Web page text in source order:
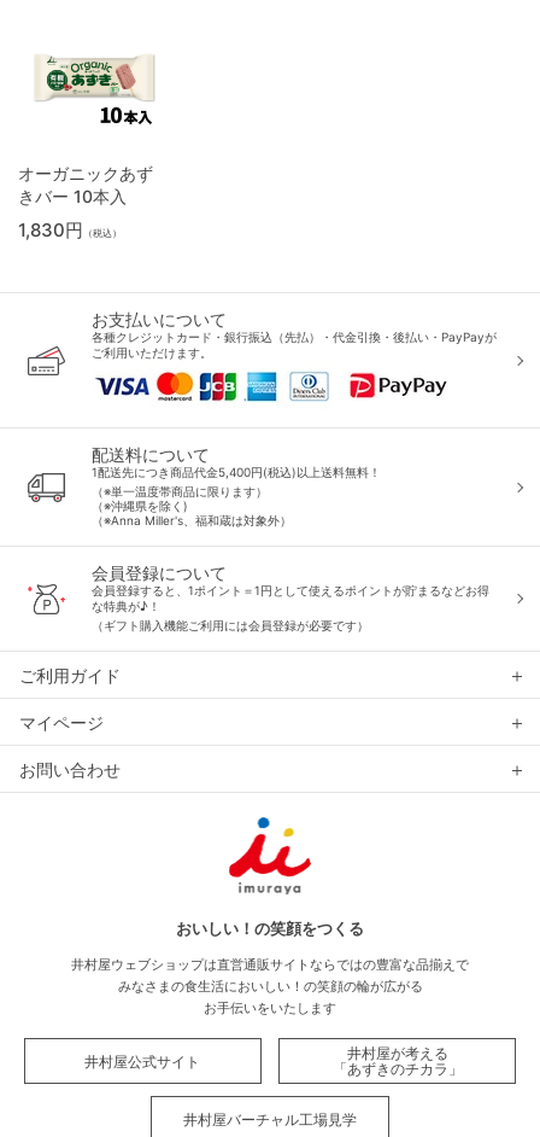
オーガニックあず
きバー 10本入
1,830円 （税込）
お支払いについて
各種クレジットカード・銀行振込（先払）・代金引換・後払い・PayPayが
ご利用いただけます。
配送料について
1配送先につき商品代金5,400円(税込)以上送料無料！
（※単一温度帯商品に限ります）
（※沖縄県を除く)
（※Anna Miller's、福和蔵は対象外）
会員登録について
会員登録すると、1ポイント＝1円として使えるポイントが貯まるなどお得
な特典が♪！
（ギフト購入機能ご利用には会員登録が必要です）
ご利用ガイド
マイページ
お問い合わせ
おいしい！の笑顔をつくる
井村屋ウェブショップは直営通販サイトならではの豊富な品揃えで
みなさまの食生活においしい！の笑顔の輪が広がる
お手伝いをいたします
井村屋公式サイト
井村屋が考える
「あずきのチカラ」
井村屋バーチャル工場見学